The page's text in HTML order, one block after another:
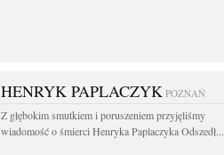
HENRYK PAPLACZYK POZNAŃ
Z głębokim smutkiem i poruszeniem przyjęliśmy
wiadomość o śmierci Henryka Paplaczyka Odszedł...